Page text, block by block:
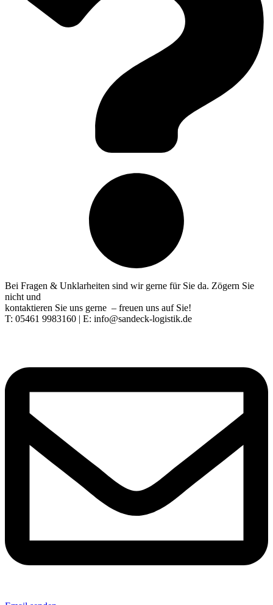
Bei Fragen & Unklarheiten sind wir gerne für Sie da. Zögern Sie
nicht und
kontaktieren Sie uns gerne – freuen uns auf Sie!
T: 05461 9983160 | E: info@sandeck-logistik.de